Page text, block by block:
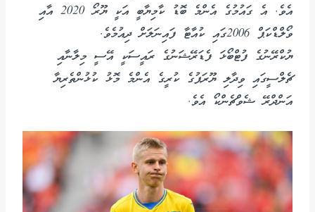
އެވެ. އެ ގައުމުގެ އެންމެ ބޮޑު ކާމިޔާބީ އަކީ ޔޫރޯ 2020 އާއި
ވޯލްޑްކަޕް 2006ގައި ކުއާޓާ ފައިނަލަށް ދިއުމެވެ.
ޔުކްރޭނުގެ ފުޓްބޯޅަ ފެޑަރޭޝަނުގެ ރައީސަކީ އޭސީ މިލާނާއި
ޗެލްސީގައި ވިދާލި ޔޫރަޕުގެ ކުރީގެ އެންމެ މޮޅު ކުޅުންތެރިޔާ
އަންދްރޭ ޝެވްޗެންކޯ އެވެ.